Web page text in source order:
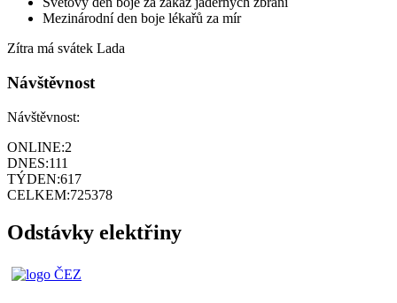
Mezinárodní den boje lékařů za mír
Zítra má svátek Lada
Návštěvnost
Návštěvnost:
ONLINE:2
DNES:111
TÝDEN:617
CELKEM:725378
Odstávky elektřiny